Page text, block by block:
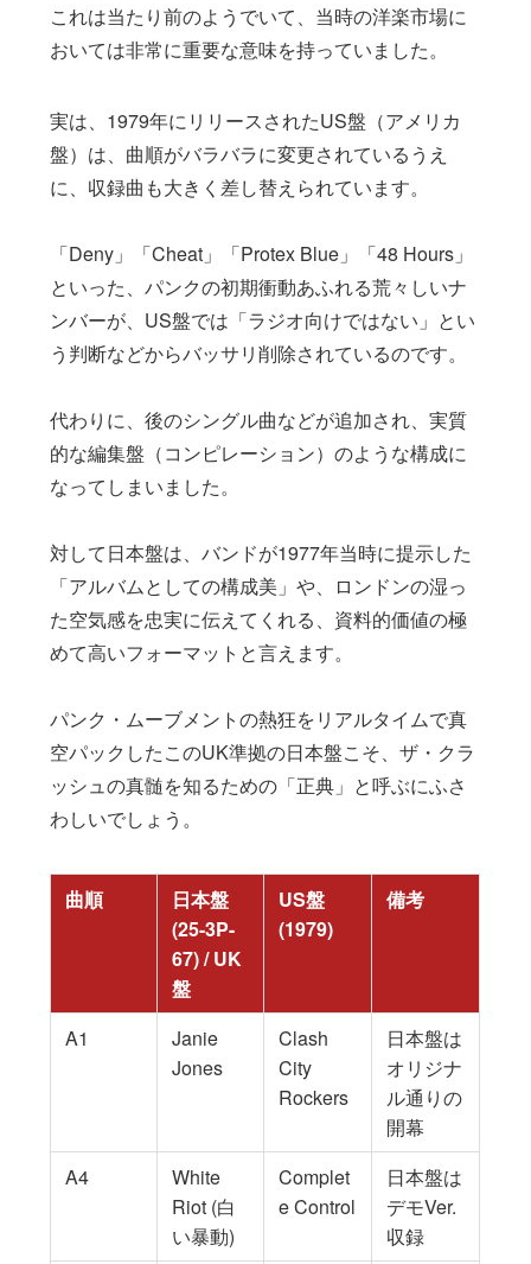
これは当たり前のようでいて、当時の洋楽市場に
おいては非常に重要な意味を持っていました。
実は、1979年にリリースされたUS盤（アメリカ
盤）は、曲順がバラバラに変更されているうえ
に、収録曲も大きく差し替えられています。
「Deny」「Cheat」「Protex Blue」「48 Hours」
といった、パンクの初期衝動あふれる荒々しいナ
ンバーが、US盤では「ラジオ向けではない」とい
う判断などからバッサリ削除されているのです。
代わりに、後のシングル曲などが追加され、実質
的な編集盤（コンピレーション）のような構成に
なってしまいました。
対して日本盤は、バンドが1977年当時に提示した
「アルバムとしての構成美」や、ロンドンの湿っ
た空気感を忠実に伝えてくれる、資料的価値の極
めて高いフォーマットと言えます。
パンク・ムーブメントの熱狂をリアルタイムで真
空パックしたこのUK準拠の日本盤こそ、ザ・クラ
ッシュの真髄を知るための「正典」と呼ぶにふさ
わしいでしょう。
曲順
日本盤
(25-3P-
67) / UK
盤
US盤
(1979)
備考
A1
Janie
Jones
Clash
City
Rockers
日本盤は
オリジナ
ル通りの
開幕
A4
White
Riot (白
い暴動)
Complet
e Control
日本盤は
デモVer.
収録